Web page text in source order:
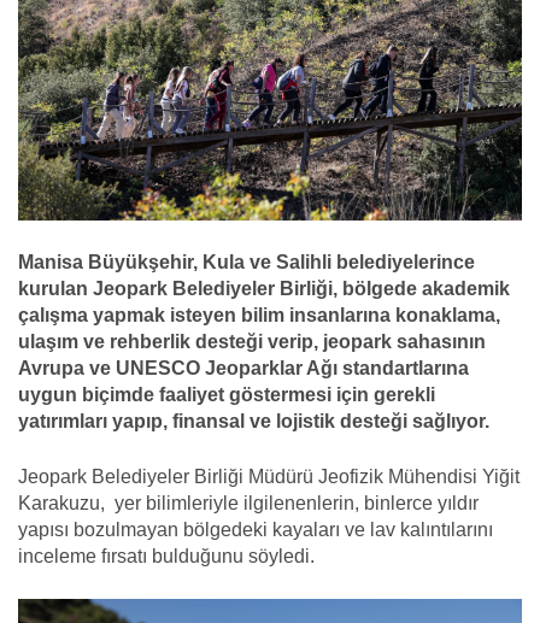
Manisa Büyükşehir, Kula ve Salihli belediyelerince
kurulan Jeopark Belediyeler Birliği, bölgede akademik
çalışma yapmak isteyen bilim insanlarına konaklama,
ulaşım ve rehberlik desteği verip, jeopark sahasının
Avrupa ve UNESCO Jeoparklar Ağı standartlarına
uygun biçimde faaliyet göstermesi için gerekli
yatırımları yapıp, finansal ve lojistik desteği sağlıyor.
Jeopark Belediyeler Birliği Müdürü Jeofizik Mühendisi Yiğit
Karakuzu, yer bilimleriyle ilgilenenlerin, binlerce yıldır
yapısı bozulmayan bölgedeki kayaları ve lav kalıntılarını
inceleme fırsatı bulduğunu söyledi.